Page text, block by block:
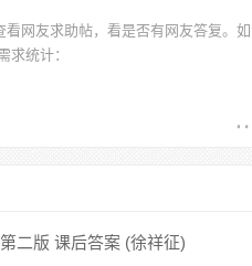
看网友求助帖，看是否有网友答复。
求统计：
二版 课后答案 (徐祥征)